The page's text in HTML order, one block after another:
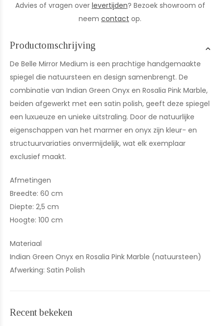
Advies of vragen over levertijden? Bezoek showroom of
neem contact op.
Productomschrijving
De Belle Mirror Medium is een prachtige handgemaakte
spiegel die natuursteen en design samenbrengt. De
combinatie van Indian Green Onyx en Rosalia Pink Marble,
beiden afgewerkt met een satin polish, geeft deze spiegel
een luxueuze en unieke uitstraling. Door de natuurlijke
eigenschappen van het marmer en onyx zijn kleur- en
structuurvariaties onvermijdelijk, wat elk exemplaar
exclusief maakt.
Afmetingen
Breedte: 60 cm
Diepte: 2,5 cm
Hoogte: 100 cm
Materiaal
Indian Green Onyx en Rosalia Pink Marble (natuursteen)
Afwerking: Satin Polish
Recent bekeken